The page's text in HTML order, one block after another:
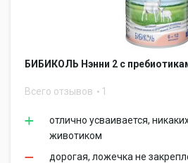
БИБИКОЛЬ Нэнни 2 с
Всего отзывов 1
отлично усваивается,
животиком
дорогая, ложечка не